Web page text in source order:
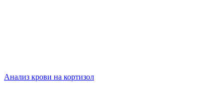
Анализ крови на кортизол